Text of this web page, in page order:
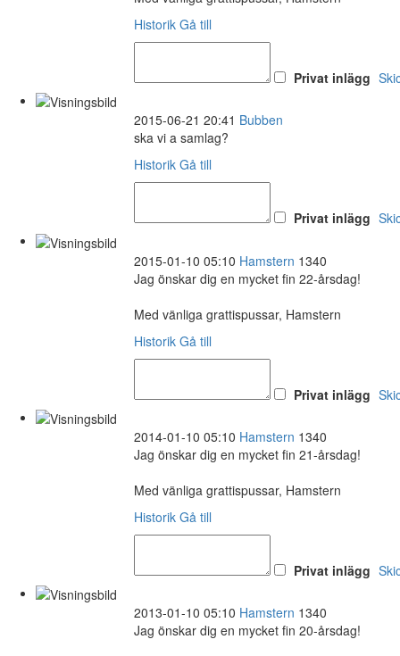
Historik Gå till
Privat inlägg
2015-06-21 20:41 Bubben
ska vi a samlag?
Historik Gå till
Privat inlägg
2015-01-10 05:10 Hamstern 1340
Jag önskar dig en mycket fin 22-årsdag!
Med vänliga grattispussar, Hamstern
Historik Gå till
Privat inlägg
2014-01-10 05:10 Hamstern 1340
Jag önskar dig en mycket fin 21-årsdag!
Med vänliga grattispussar, Hamstern
Historik Gå till
Privat inlägg
2013-01-10 05:10 Hamstern 1340
Jag önskar dig en mycket fin 20-årsdag!